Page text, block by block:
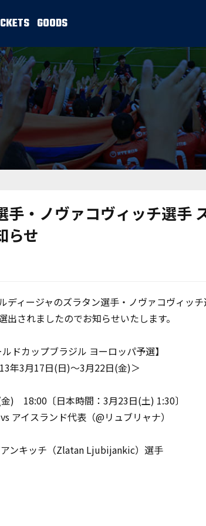
GOODS
手・ノヴァコヴィッチ選手
らせ
ディージャのズラタン選手・ノヴァコヴィッ
出されましたのでお知らせいたします。
ルドカップブラジル ヨーロッパ予選】
年3月17日(日)～3月22日(金)＞
) 18:00〔日本時間：3月23日(土) 1:30〕
アイスランド代表（@リュブリャナ）
ンキッチ（Zlatan Ljubijankic）選手